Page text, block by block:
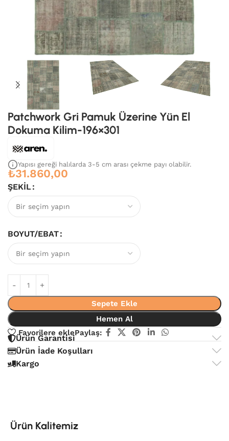
Patchwork Gri Pamuk Üzerine Yün El
Dokuma Kilim-196×301
Yapısı gereği halılarda 3-5 cm arası çekme payı olabilir.
₺31.860,00
ŞEKIL
BOYUT/EBAT
Sepete Ekle
Hemen Al
Favorilere eklePaylaş:
Ürün Garantisi
Ürün İade Koşulları
Kargo
Ürün Kalitemiz